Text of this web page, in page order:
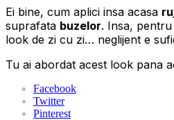
Ei bine, cum aplici insa acasa
suprafata buzelor. Insa,
look de zi cu zi… neglijent e
Tu ai abordat acest look pana
Facebook
Twitter
Pinterest